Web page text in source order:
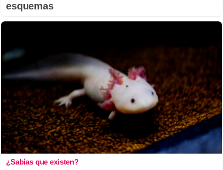
esquemas
¿Sabías que existen?